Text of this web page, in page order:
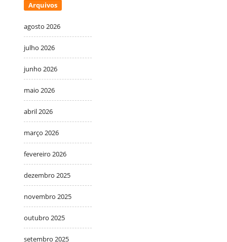
Arquivos
agosto 2026
julho 2026
junho 2026
maio 2026
abril 2026
março 2026
fevereiro 2026
dezembro 2025
novembro 2025
outubro 2025
setembro 2025